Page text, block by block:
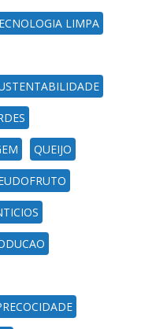
LIMPA
QUEIJO